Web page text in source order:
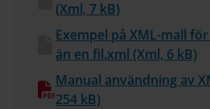
(Xml, 7 kB)
Exempel på XML-mall
än en fil.xml (Xml, 6 kB)
Manual användning av
254 kB)